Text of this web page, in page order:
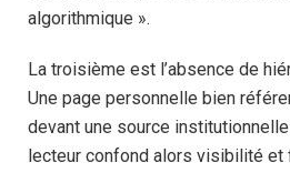
algorithmique ».
La troisième est l’absence de
Une page personnelle bien
devant une source
lecteur confond alors visibilité et